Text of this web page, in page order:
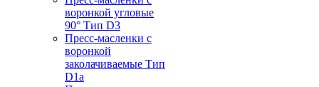
воронкой угловые
90° Тип D3
Пресс-масленки с
воронкой
заколачиваемые Тип
D1a